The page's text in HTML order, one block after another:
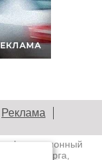
Реклама
Петербурга,